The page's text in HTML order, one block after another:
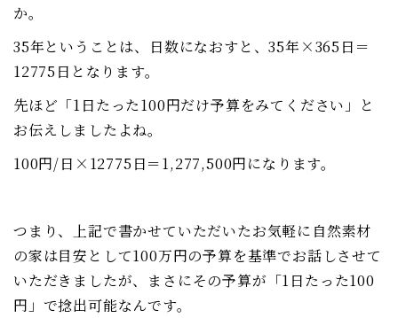
か。
35年ということは、日数になおすと、35年×365日＝
12775日となります。
先ほど「1日たった100円だけ予算をみてください」と
お伝えしましたよね。
100円/日×12775日＝1,277,500円になります。
つまり、上記で書かせていただいたお気軽に自然素材
の家は目安として100万円の予算を基準でお話しさせて
いただきましたが、まさにその予算が「1日たった100
円」で捻出可能なんです。